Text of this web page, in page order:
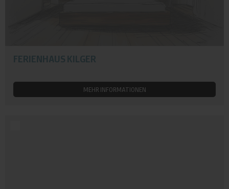
FERIENHAUS KILGER
MEHR INFORMATIONEN